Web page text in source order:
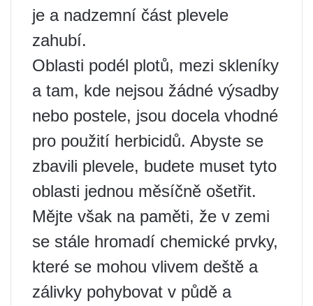
je a nadzemní část plevele
zahubí.
Oblasti podél plotů, mezi skleníky
a tam, kde nejsou žádné výsadby
nebo postele, jsou docela vhodné
pro použití herbicidů. Abyste se
zbavili plevele, budete muset tyto
oblasti jednou měsíčně ošetřit.
Mějte však na paměti, že v zemi
se stále hromadí chemické prvky,
které se mohou vlivem deště a
zálivky pohybovat v půdě a